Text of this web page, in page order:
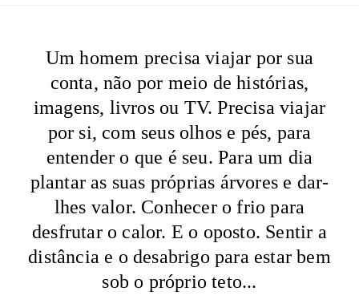
Um homem precisa viajar por sua
conta, não por meio de histórias,
imagens, livros ou TV. Precisa viajar
por si, com seus olhos e pés, para
entender o que é seu. Para um dia
plantar as suas próprias árvores e dar-
lhes valor. Conhecer o frio para
desfrutar o calor. E o oposto. Sentir a
distância e o desabrigo para estar bem
sob o próprio teto...